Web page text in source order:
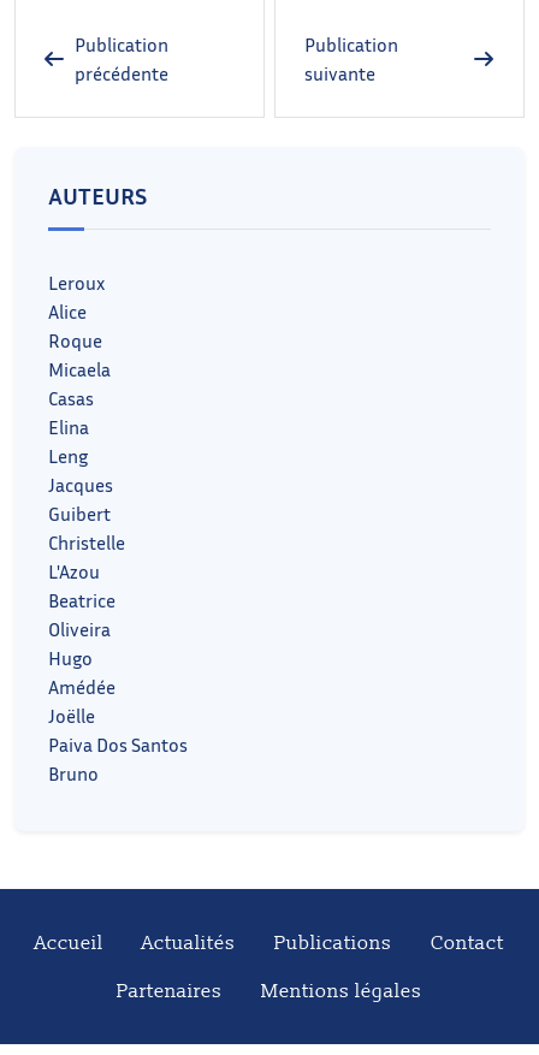
Publication
précédente
Publication
suivante
AUTEURS
Leroux
Alice
Roque
Micaela
Casas
Elina
Leng
Jacques
Guibert
Christelle
L'Azou
Beatrice
Oliveira
Hugo
Amédée
Joëlle
Paiva Dos Santos
Bruno
Accueil Actualités Publications
Contact
Partenaires
Mentions légales